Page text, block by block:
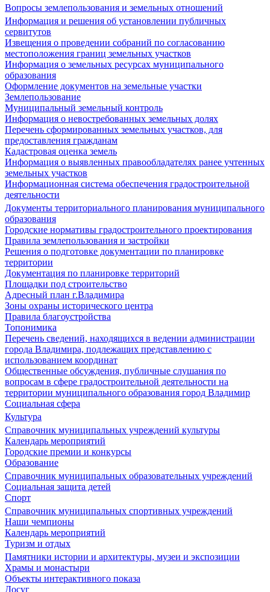
Вопросы землепользования и земельных отношений
Информация и решения об установлении публичных
сервитутов
Извещения о проведении собраний по согласованию
местоположения границ земельных участков
Информация о земельных ресурсах муниципального
образования
Оформление документов на земельные участки
Землепользование
Муниципальный земельный контроль
Информация о невостребованных земельных долях
Перечень сформированных земельных участков, для
предоставления гражданам
Кадастровая оценка земель
Информация о выявленных правообладателях ранее учтенных
земельных участков
Информационная система обеспечения градостроительной
деятельности
Документы территориального планирования муниципального
образования
Городские нормативы градостроительного проектирования
Правила землепользования и застройки
Решения о подготовке документации по планировке
территории
Документация по планировке территорий
Площадки под строительство
Адресный план г.Владимира
Зоны охраны исторического центра
Правила благоустройства
Топонимика
Перечень сведений, находящихся в ведении администрации
города Владимира, подлежащих представлению с
использованием координат
Общественные обсуждения, публичные слушания по
вопросам в сфере градостроительной деятельности на
территории муниципального образования город Владимир
Социальная сфера
Культура
Справочник муниципальных учреждений культуры
Календарь мероприятий
Городские премии и конкурсы
Образование
Справочник муниципальных образовательных учреждений
Социальная защита детей
Спорт
Справочник муниципальных спортивных учреждений
Наши чемпионы
Календарь мероприятий
Туризм и отдых
Памятники истории и архитектуры, музеи и экспозиции
Храмы и монастыри
Объекты интерактивного показа
Досуг